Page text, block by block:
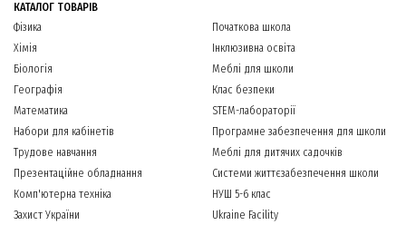
КАТАЛОГ ТОВАРІВ
Фізика
Хімія
Біологія
Географія
Математика
Набори для кабінетів
Трудове навчання
Презентаційне обладнання
Комп'ютерна техніка
Захист України
Початкова школа
Інклюзивна освіта
Меблі для школи
Клас безпеки
STEM-лабораторії
Програмне забезпечення для школи
Меблі для дитячих садочків
Системи життєзабезпечення школи
НУШ 5-6 клас
Ukraine Facility